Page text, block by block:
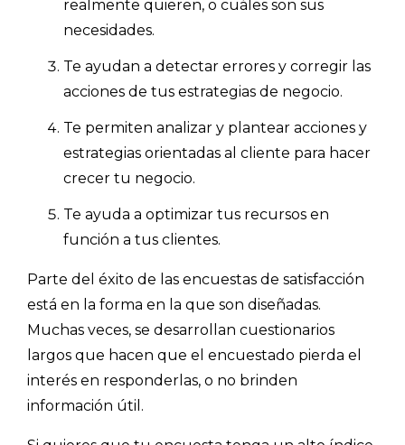
realmente quieren, o cuáles son sus
necesidades.
Te ayudan a detectar errores y corregir las
acciones de tus estrategias de negocio.
Te permiten analizar y plantear acciones y
estrategias orientadas al cliente para hacer
crecer tu negocio.
Te ayuda a optimizar tus recursos en
función a tus clientes.
Parte del éxito de las encuestas de satisfacción
está en la forma en la que son diseñadas.
Muchas veces, se desarrollan cuestionarios
largos que hacen que el encuestado pierda el
interés en responderlas, o no brinden
información útil.